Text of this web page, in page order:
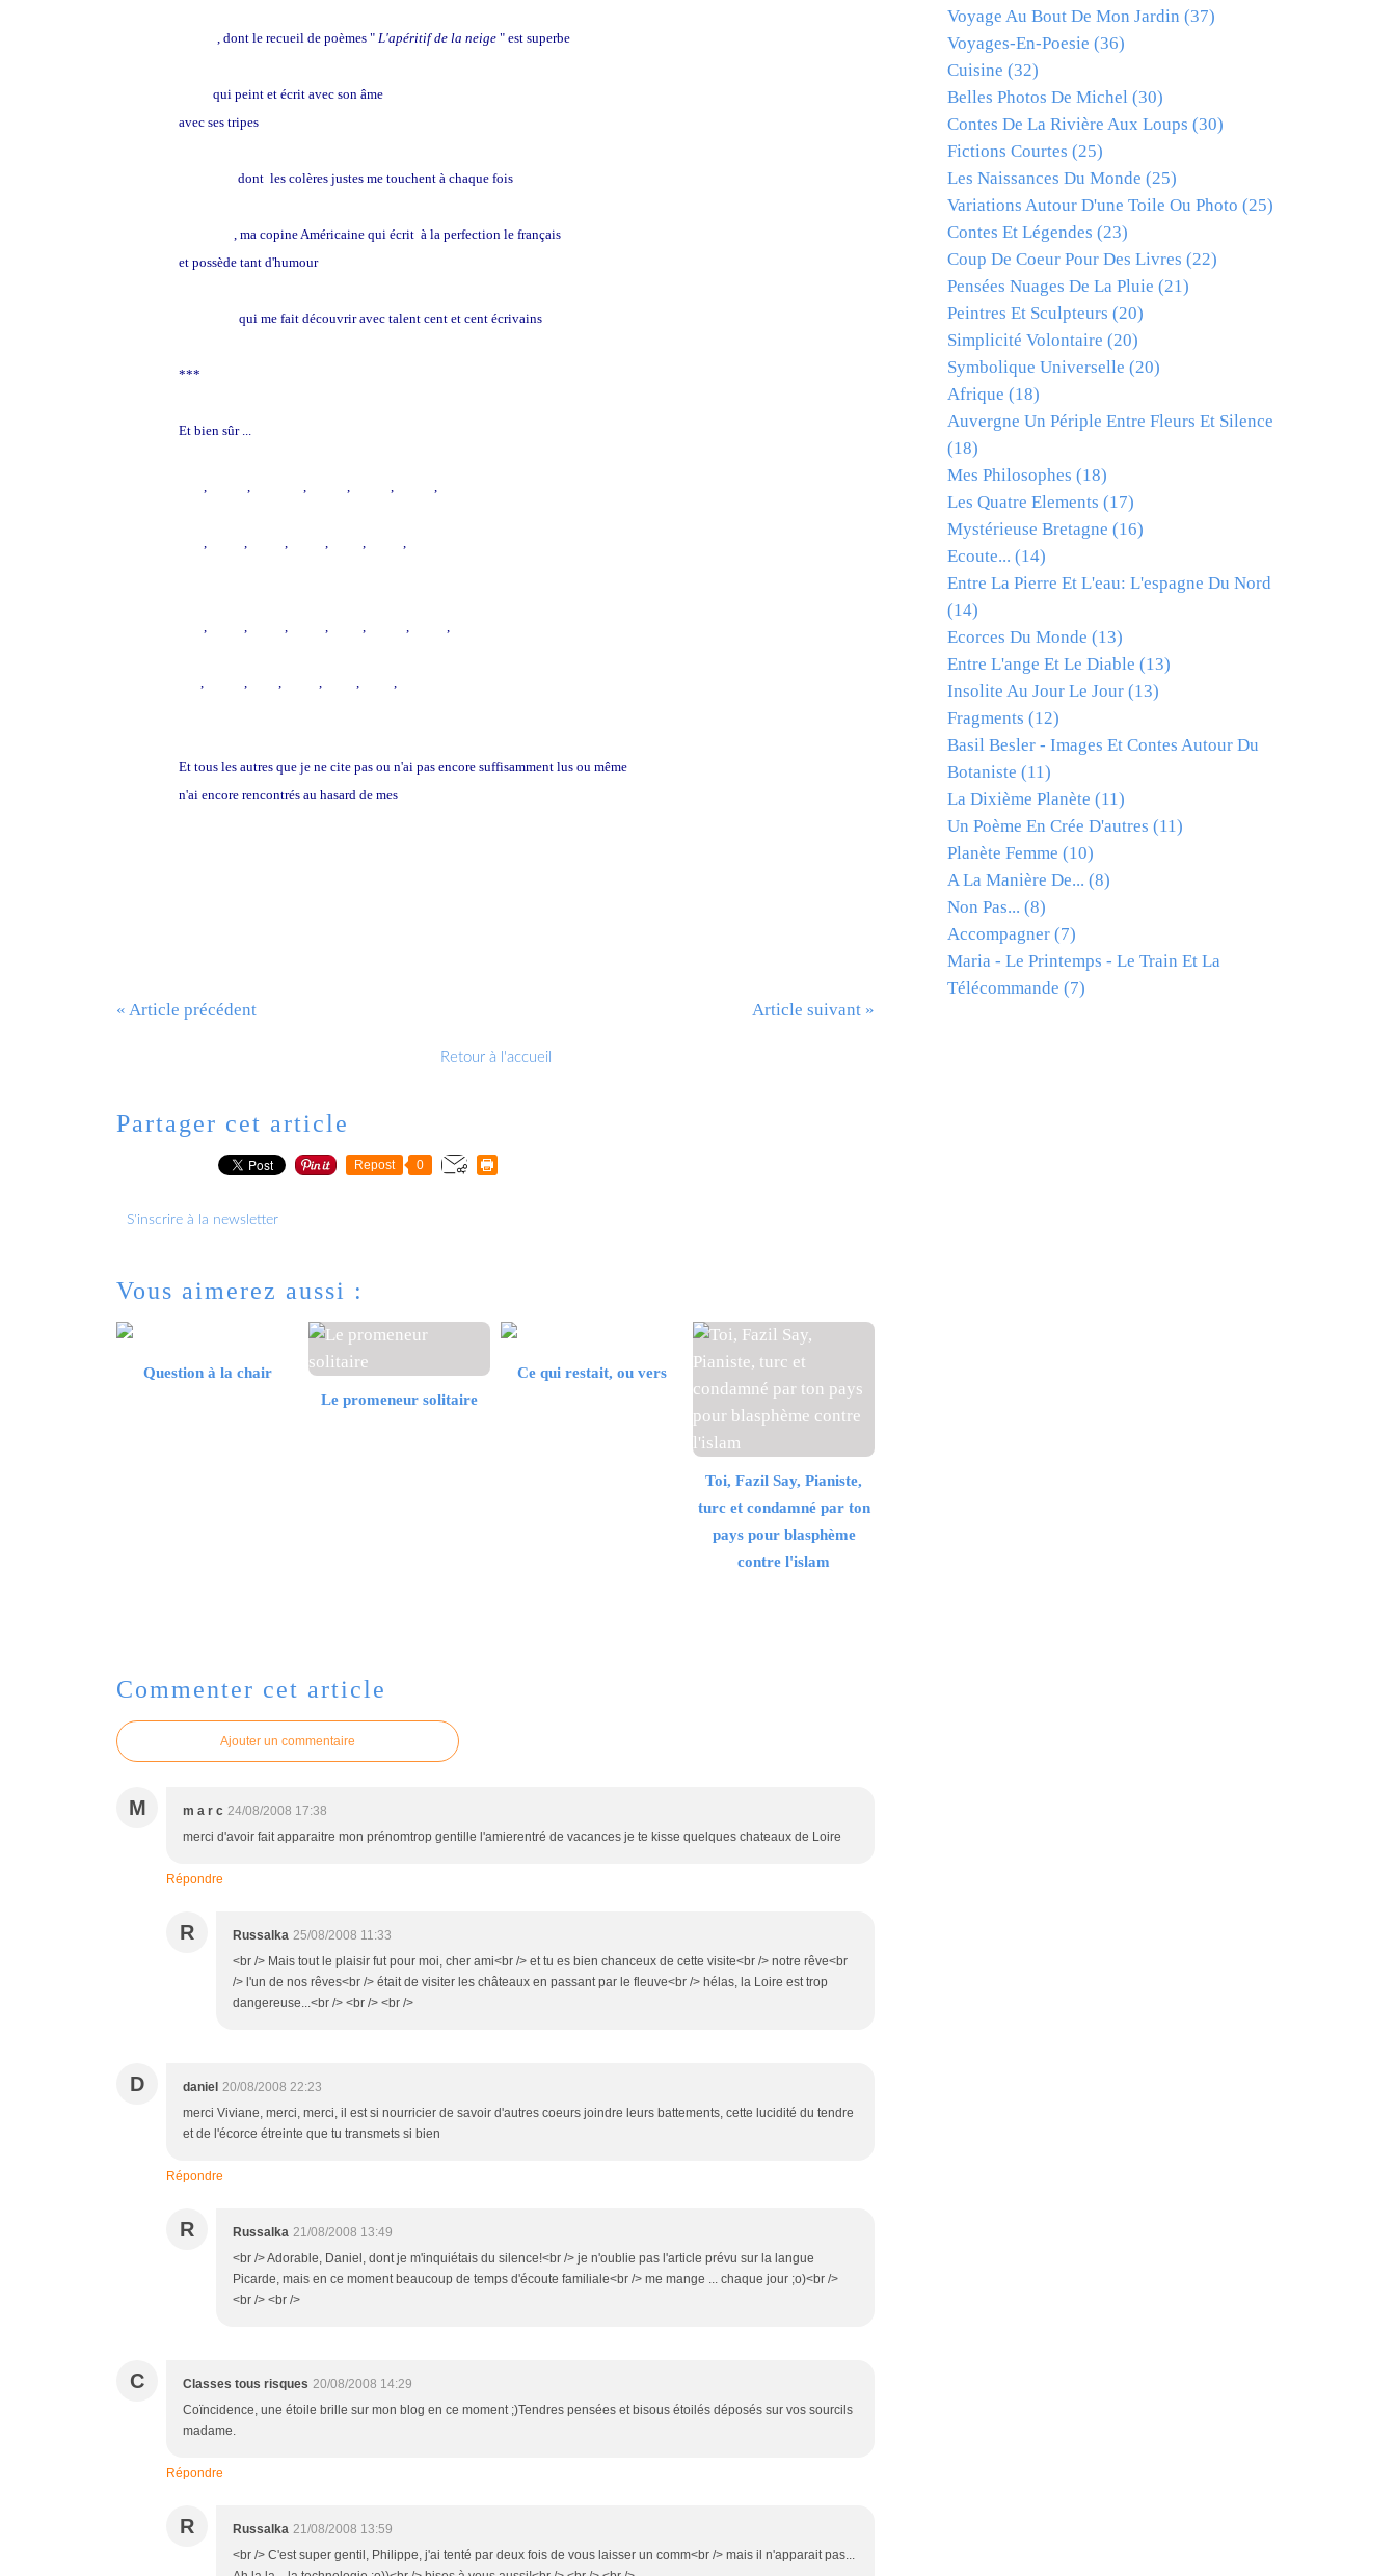
, dont le recueil de poèmes " L'apéritif de la neige " est superbe
qui peint et écrit avec son âme
avec ses tripes
dont les colères justes me touchent à chaque fois
, ma copine Américaine qui écrit à la perfection le français
et possède tant d'humour
qui me fait découvrir avec talent cent et cent écrivains
***
Et bien sûr ...
Et tous les autres que je ne cite pas ou n'ai pas encore suffisamment lus ou même
n'ai encore rencontrés au hasard de mes
« Article précédent Article suivant »
Retour à l'accueil
Partager cet article
Repost 0
S'inscrire à la newsletter
Vous aimerez aussi :
Question à la chair
Le promeneur solitaire
Ce qui restait, ou vers
Toi, Fazil Say, Pianiste,
turc et condamné par ton
pays pour blasphème
contre l'islam
Commenter cet article
Ajouter un commentaire
M m a r c 24/08/2008 17:38
merci d'avoir fait apparaitre mon prénomtrop gentille l'amierentré de vacances je te kisse quelques chateaux de Loire
Répondre
R Russalka 25/08/2008 11:33
<br /> Mais tout le plaisir fut pour moi, cher ami<br /> et tu es bien chanceux de cette visite<br /> notre rêve<br
/> l'un de nos rêves<br /> était de visiter les châteaux en passant par le fleuve<br /> hélas, la Loire est trop
dangereuse...<br /> <br /> <br />
D daniel 20/08/2008 22:23
merci Viviane, merci, merci, il est si nourricier de savoir d'autres coeurs joindre leurs battements, cette lucidité du tendre
et de l'écorce étreinte que tu transmets si bien
Répondre
R Russalka 21/08/2008 13:49
<br /> Adorable, Daniel, dont je m'inquiétais du silence!<br /> je n'oublie pas l'article prévu sur la langue
Picarde, mais en ce moment beaucoup de temps d'écoute familiale<br /> me mange ... chaque jour ;o)<br />
<br /> <br />
C Classes tous risques 20/08/2008 14:29
Coïncidence, une étoile brille sur mon blog en ce moment ;)Tendres pensées et bisous étoilés déposés sur vos sourcils
madame.
Répondre
R Russalka 21/08/2008 13:59
<br /> C'est super gentil, Philippe, j'ai tenté par deux fois de vous laisser un comm<br /> mais il n'apparait pas...
Voyage Au Bout De Mon Jardin (37)
Voyages-En-Poesie (36)
Cuisine (32)
Belles Photos De Michel (30)
Contes De La Rivière Aux Loups (30)
Fictions Courtes (25)
Les Naissances Du Monde (25)
Variations Autour D'une Toile Ou Photo (25)
Contes Et Légendes (23)
Coup De Coeur Pour Des Livres (22)
Pensées Nuages De La Pluie (21)
Peintres Et Sculpteurs (20)
Simplicité Volontaire (20)
Symbolique Universelle (20)
Afrique (18)
Auvergne Un Périple Entre Fleurs Et Silence
(18)
Mes Philosophes (18)
Les Quatre Elements (17)
Mystérieuse Bretagne (16)
Ecoute... (14)
Entre La Pierre Et L'eau: L'espagne Du Nord
(14)
Ecorces Du Monde (13)
Entre L'ange Et Le Diable (13)
Insolite Au Jour Le Jour (13)
Fragments (12)
Basil Besler - Images Et Contes Autour Du
Botaniste (11)
La Dixième Planète (11)
Un Poème En Crée D'autres (11)
Planète Femme (10)
A La Manière De... (8)
Non Pas... (8)
Accompagner (7)
Maria - Le Printemps - Le Train Et La
Télécommande (7)